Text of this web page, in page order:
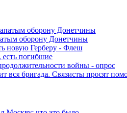
оборону Донетчины
новую Герберу - Флеш
есть погибшие
войны - опрос
вся бригада. Связисты просят